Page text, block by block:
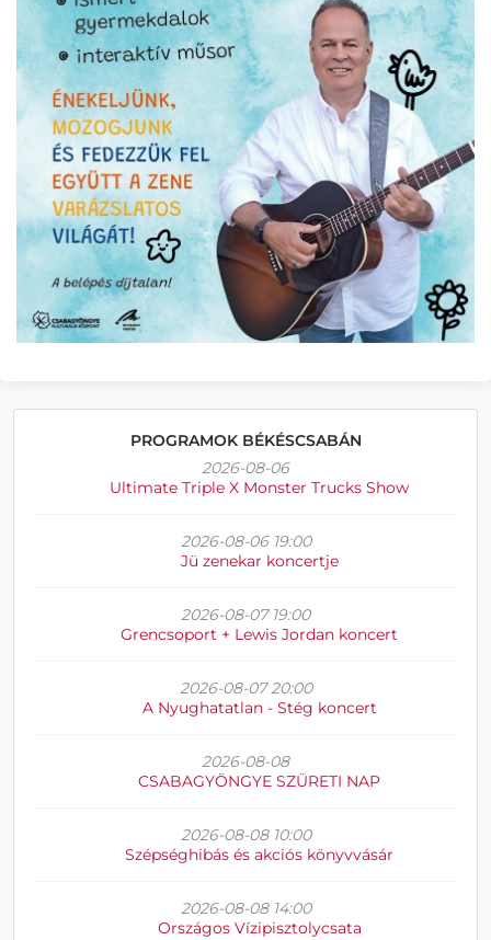
PROGRAMOK BÉKÉSCSABÁN
2026-08-06
Ultimate Triple X Monster Trucks Show
2026-08-06 19:00
Jü zenekar koncertje
2026-08-07 19:00
Grencsoport + Lewis Jordan koncert
2026-08-07 20:00
A Nyughatatlan - Stég koncert
2026-08-08
CSABAGYÖNGYE SZÜRETI NAP
2026-08-08 10:00
Szépséghibás és akciós könyvvásár
2026-08-08 14:00
Országos Vízipisztolycsata